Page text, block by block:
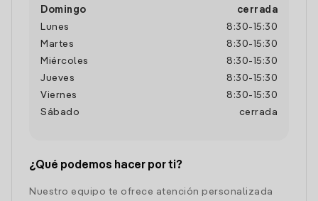
Domingo
cerrada
Lunes
8:30- 15:30
Martes
8:30- 15:30
Miércoles
8:30- 15:30
Jueves
8:30- 15:30
Viernes
8:30- 15:30
Sábado
cerrada
¿Qué podemos hacer por ti?
Nuestro equipo te ofrece atención personalizada